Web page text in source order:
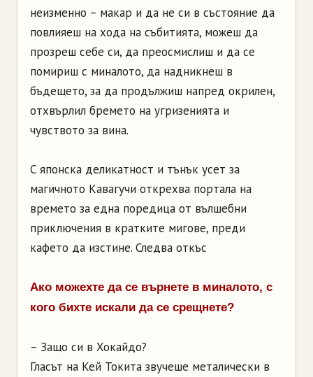
неизменно – макар и да не си в състояние да
повлияеш на хода на събитията, можеш да
прозреш себе си, да преосмислиш и да се
помириш с миналото, да надникнеш в
бъдещето, за да продължиш напред окрилен,
отхвърлил бремето на угризенията и
чувството за вина.
С японска деликатност и тънък усет за
магичното Кавагучи открехва портала на
времето за една поредица от вълшебни
приключения в кратките мигове, преди
кафето да изстине. Следва откъс
Ако можехте да се върнете в миналото, с
кого бихте искали да се срещнете?
– Защо си в Хокайдо?
Гласът на Кей Токита звучеше металически в